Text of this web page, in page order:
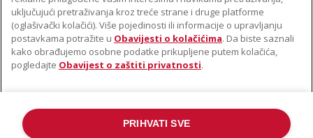
Jamstvo i dokumenti
PRATITE NAS
uključujući pretraživanja kroz treće strane i druge platforme
(oglašivački kolačići). Više pojedinosti ili informacije o upravljanju
postavkama potražite u Obavijesti o kolačićima. Da biste saznali
kako obrađujemo osobne podatke prikupljene putem kolačića,
pogledajte Obavijest o zaštiti privatnosti.
PRIHVATI SVE